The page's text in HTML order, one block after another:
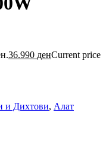
36.990 денCurrent price
и Дихтови, Алат